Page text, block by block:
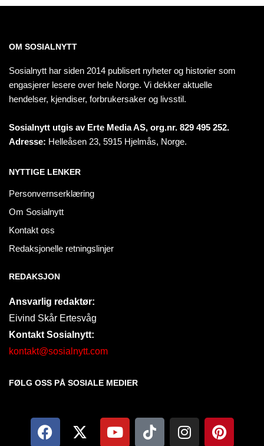
OM SOSIALNYTT
Sosialnytt har siden 2014 publisert nyheter og historier som
engasjerer lesere over hele Norge. Vi dekker aktuelle
hendelser, kjendiser, forbrukersaker og livsstil.
Sosialnytt utgis av Erte Media AS, org.nr. 829 495 252.
Adresse: Helleåsen 23, 5915 Hjelmås, Norge.
NYTTIGE LENKER
Personvernserklæring
Om Sosialnytt
Kontakt oss
Redaksjonelle retningslinjer
REDAKSJON
Ansvarlig redaktør:
Eivind Skår Ertesvåg
Kontakt Sosialnytt:
kontakt@sosialnytt.com
FØLG OSS PÅ SOSIALE MEDIER​